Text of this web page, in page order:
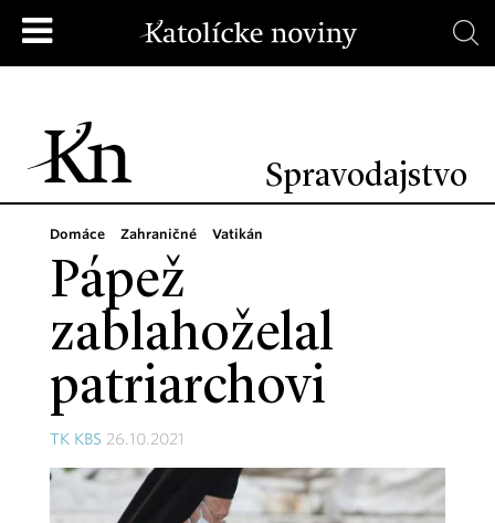
Spravodajstvo
Domáce Zahraničné Vatikán
Pápež
zablahoželal
patriarchovi
TK KBS 26.10.2021